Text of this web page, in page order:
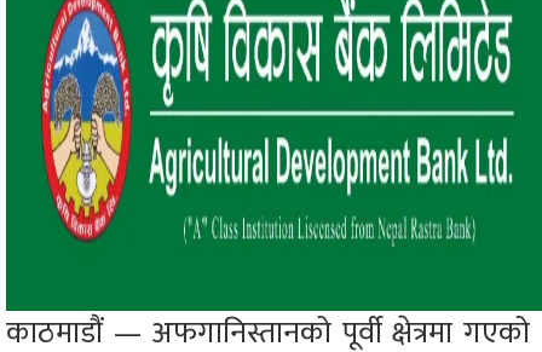
काठमाडौं — अफगानिस्तानको पूर्वी क्षेत्रमा गएको